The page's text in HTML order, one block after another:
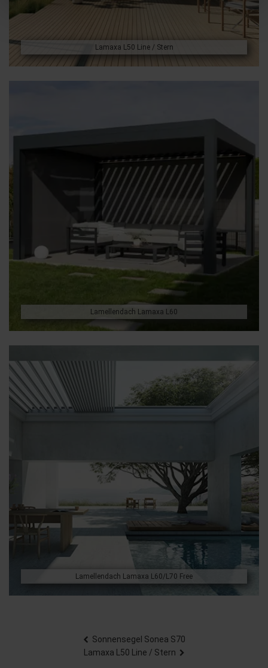
Lamaxa L50 Line / Stern
Lamellendach Lamaxa L60
Lamellendach Lamaxa L60/L70 Free
Sonnensegel Sonea S70
Lamaxa L50 Line / Stern